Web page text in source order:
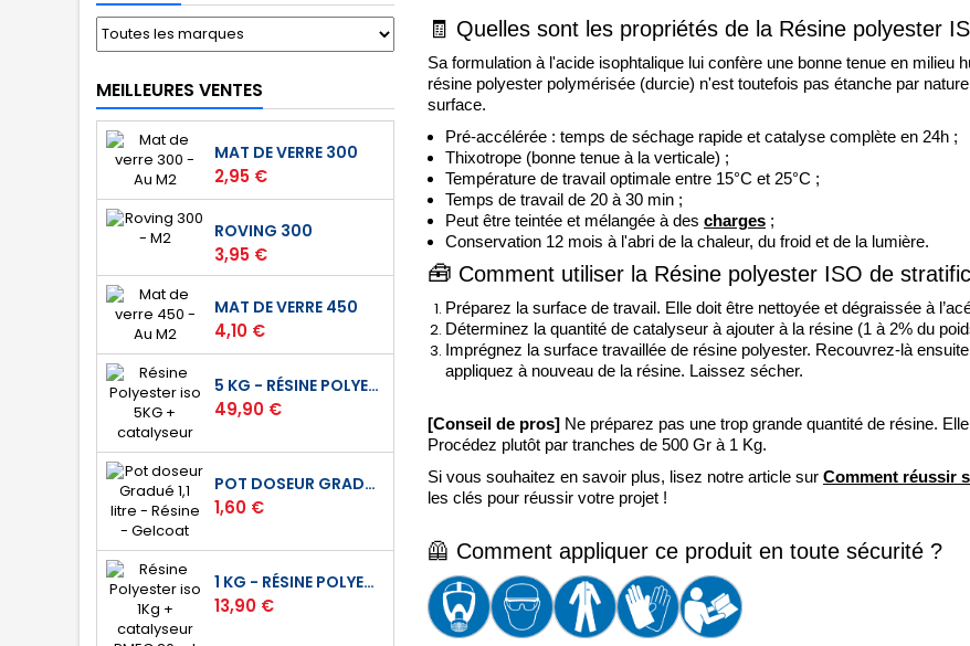
MEILLEURES VENTES
MAT DE VERRE 300
Prix
2,95 €
ROVING 300
Prix
3,95 €
MAT DE VERRE 450
Prix
4,10 €
5 KG - RÉSINE POLYESTER ISO DE STRATIFICATION
Prix
49,90 €
POT DOSEUR GRADUÉ 1,1 LITRE - RÉSINE - GELCOAT
Prix
1,60 €
1 KG - RÉSINE POLYESTER ISO DE STRATIFICATION
Prix
13,90 €
🧾 Quelles sont les propriétés de la Résine polyester
Sa formulation à l'acide isophtalique lui confère une bonne tenue en milieu
résine polyester polymérisée (durcie) n'est toutefois pas étanche par
surface.
Pré-accélérée : temps de séchage rapide et catalyse complète en 24h ;
Thixotrope (bonne tenue à la verticale) ;
Température de travail optimale entre 15°C et 25°C ;
Temps de travail de 20 à 30 min ;
Peut être teintée et mélangée à des charges ;
Conservation 12 mois à l'abri de la chaleur, du froid et de la lumière.
🧰 Comment utiliser la Résine polyester ISO de
Préparez la surface de travail. Elle doit être nettoyée et dégraissée à
Déterminez la quantité de catalyseur à ajouter à la résine (1 à 2% du
Imprégnez la surface travaillée de résine polyester. Recouvrez-là
appliquez à nouveau de la résine. Laissez sécher.
[Conseil de pros] Ne préparez pas une trop grande quantité de résine.
Procédez plutôt par tranches de 500 Gr à 1 Kg.
Si vous souhaitez en savoir plus, lisez notre article sur Comment réussir
les clés pour réussir votre projet !
🦺 Comment appliquer ce produit en toute sécurité ?